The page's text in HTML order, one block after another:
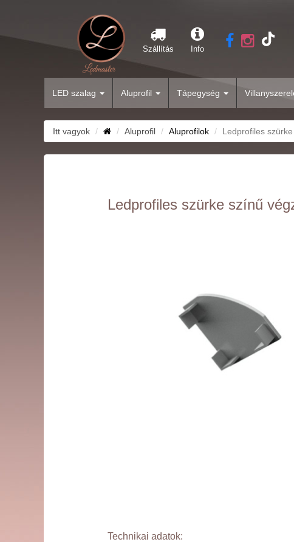
Szállítás Info
LED szalag Aluprofil Tápegység
Itt vagyok Aluprofil Aluprofilok Ledprofiles
Ledprofiles szürke színű
Technikai adatok: